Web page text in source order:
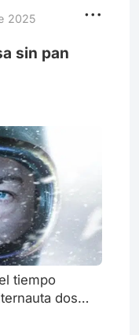
2025
sin pan
tiempo
dos
y dejé que